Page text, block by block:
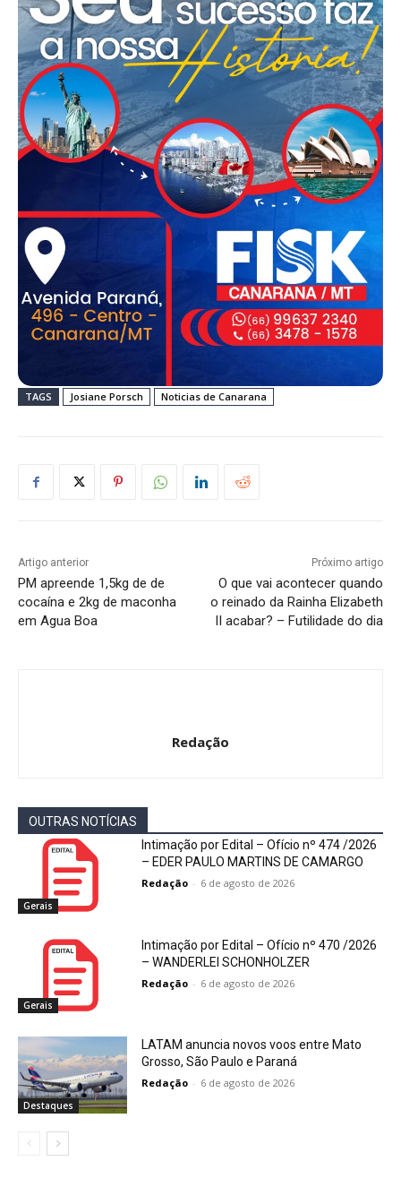
TAGS Josiane Porsch Noticias de Canarana
Artigo anterior
PM apreende 1,5kg de de
cocaína e 2kg de maconha
em Agua Boa
Próximo artigo
O que vai acontecer quando
o reinado da Rainha Elizabeth
II acabar? – Futilidade do dia
Redação
OUTRAS NOTÍCIAS
Gerais
Intimação por Edital – Ofício nº 474 /2026
– EDER PAULO MARTINS DE CAMARGO
Redação - 6 de agosto de 2026
Gerais
Intimação por Edital – Ofício nº 470 /2026
– WANDERLEI SCHONHOLZER
Redação - 6 de agosto de 2026
Destaques
LATAM anuncia novos voos entre Mato
Grosso, São Paulo e Paraná
Redação - 6 de agosto de 2026